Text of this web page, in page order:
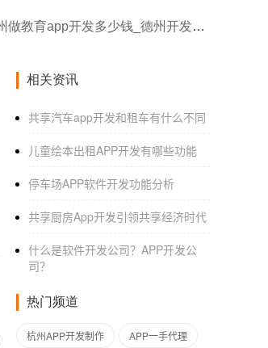
德州做教育app开发多少钱_德州开发一个APP需要多少钱
相关资讯
共享汽车app开发和租车有什么不同
儿童绘本出租APP开发有哪些功能
停车场APP软件开发功能分析
共享厨房App开发引领共享经济时代
什么是软件开发公司？APP开发公
司？
热门频道
杭州APP开发制作 APP一手代理